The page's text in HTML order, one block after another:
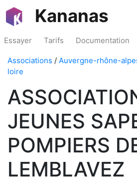
Kananas
Essayer Tarifs Documentation
Associations / Auvergne-rhône-
loire
JEUNES
POMPIERS
LEMBLAVEZ